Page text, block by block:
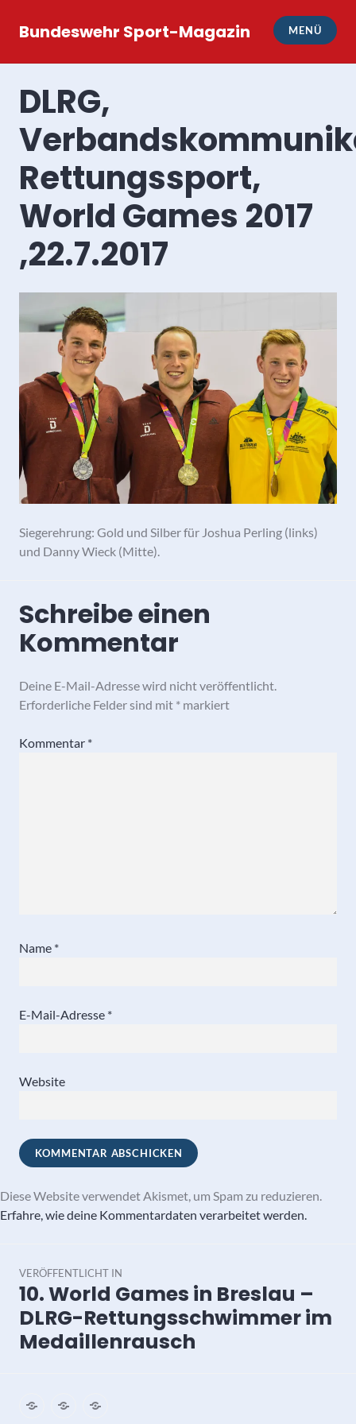
InhaltBundeswehr Sport-Magazin MENÜ
DLRG,
Rettungssport,
World Games 2017
,22.7.2017
Siegerehrung: Gold und Silber für Joshua Perling (links)
und Danny Wieck (Mitte).
Schreibe einen
Kommentar
Deine E-Mail-Adresse wird nicht veröffentlicht.
Erforderliche Felder sind mit * markiert
Kommentar *
Name *
E-Mail-Adresse *
Website
Diese Website verwendet Akismet, um Spam zu reduzieren.
Erfahre, wie deine Kommentardaten verarbeitet werden.
VERÖFFENTLICHT IN
10. World Games in Breslau –
DLRG-Rettungsschwimmer im
Medaillenrausch
ImpressumDatenschutz
Kontakt